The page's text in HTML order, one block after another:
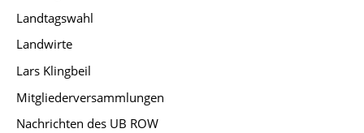
Landtagswahl
Landwirte
Lars Klingbeil
Mitgliederversammlungen
Nachrichten des UB ROW